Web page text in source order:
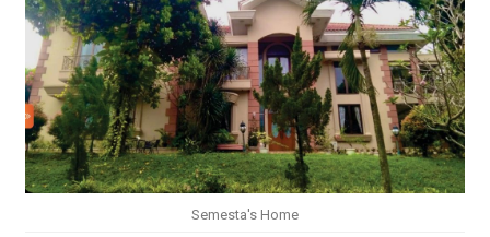
Semesta's Home